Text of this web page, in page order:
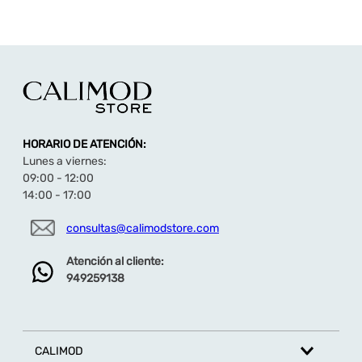
HORARIO DE ATENCIÓN:
Lunes a viernes:
09:00 - 12:00
14:00 - 17:00
consultas@calimodstore.com
Atención al cliente:
949259138
CALIMOD